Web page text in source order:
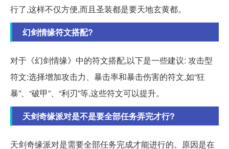
行了,这样不仅方便,而且圣装都是要天地玄黄都。
幻剑情缘符文搭配?
对于《幻剑情缘》中的符文搭配,以下是一些建议: 攻击型
符文:选择增加攻击力、暴击率和暴击伤害的符文,如“狂
暴”、“破甲”、“利刃”等,这些符文可以提升。
天剑奇缘派对是不是要全部任务弄完才行?
天剑奇缘派对是需要全部任务完成才能进行的。原因是在